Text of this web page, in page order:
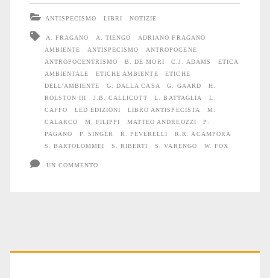
prospettive
ANTISPECISMO LIBRI NOTIZIE
A. FRAGANO A. TIENGO
ADRIANO FRAGANO
AMBIENTE
ANTISPECISMO
ANTROPOCENE
ANTROPOCENTRISMO
B. DE MORI C.J. ADAMS
ETICA
AMBIENTALE
ETICHE AMBIENTE
ETICHE
DELL'AMBIENTE
G. DALLA CASA G. GAARD
H.
ROLSTON III
J.B. CALLICOTT L. BATTAGLIA
L.
CAFFO
LED EDIZIONI LIBRO ANTISPECISTA
M.
CALARCO
M. FILIPPI MATTEO ANDREOZZI
P.
PAGANO
P. SINGER R. PEVERELLI
R.R. ACAMPORA
S. BARTOLOMMEI
S. RIBERTI S. VARENGO W. FOX
UN COMMENTO
Primary